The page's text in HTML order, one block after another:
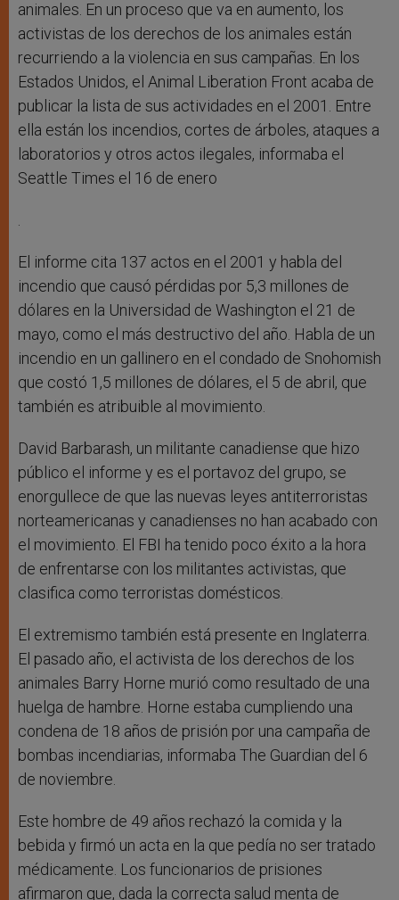
animales. En un proceso que va en aumento, los
activistas de los derechos de los animales están
recurriendo a la violencia en sus campañas. En los
Estados Unidos, el Animal Liberation Front acaba de
publicar la lista de sus actividades en el 2001. Entre
ella están los incendios, cortes de árboles, ataques a
laboratorios y otros actos ilegales, informaba el
Seattle Times el 16 de enero
.
El informe cita 137 actos en el 2001 y habla del
incendio que causó pérdidas por 5,3 millones de
dólares en la Universidad de Washington el 21 de
mayo, como el más destructivo del año. Habla de un
incendio en un gallinero en el condado de Snohomish
que costó 1,5 millones de dólares, el 5 de abril, que
también es atribuible al movimiento.
David Barbarash, un militante canadiense que hizo
público el informe y es el portavoz del grupo, se
enorgullece de que las nuevas leyes antiterroristas
norteamericanas y canadienses no han acabado con
el movimiento. El FBI ha tenido poco éxito a la hora
de enfrentarse con los militantes activistas, que
clasifica como terroristas domésticos.
El extremismo también está presente en Inglaterra.
El pasado año, el activista de los derechos de los
animales Barry Horne murió como resultado de una
huelga de hambre. Horne estaba cumpliendo una
condena de 18 años de prisión por una campaña de
bombas incendiarias, informaba The Guardian del 6
de noviembre.
Este hombre de 49 años rechazó la comida y la
bebida y firmó un acta en la que pedía no ser tratado
médicamente. Los funcionarios de prisiones
afirmaron que, dada la correcta salud menta de